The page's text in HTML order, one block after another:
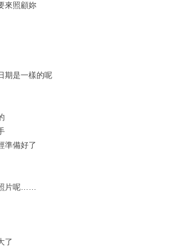
來照顧妳
期是一樣的呢
準備好了
片呢……
了